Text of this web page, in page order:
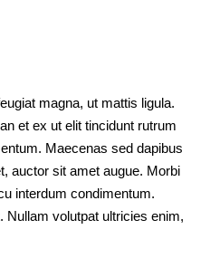
magna, ut mattis ligula.
et ex ut elit tincidunt rutrum
Maecenas sed dapibus
auctor sit amet augue. Morbi
interdum condimentum.
Nullam volutpat ultricies enim,